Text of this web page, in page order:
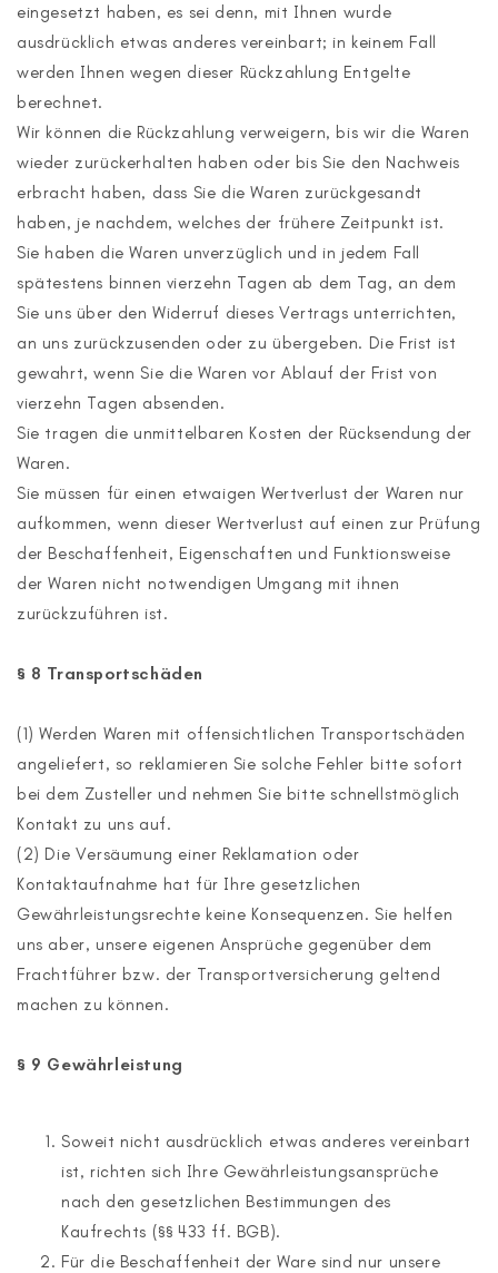
eingesetzt haben, es sei denn, mit Ihnen wurde
ausdrücklich etwas anderes vereinbart; in keinem Fall
werden Ihnen wegen dieser Rückzahlung Entgelte
berechnet.
Wir können die Rückzahlung verweigern, bis wir die Waren
wieder zurückerhalten haben oder bis Sie den Nachweis
erbracht haben, dass Sie die Waren zurückgesandt
haben, je nachdem, welches der frühere Zeitpunkt ist.
Sie haben die Waren unverzüglich und in jedem Fall
spätestens binnen vierzehn Tagen ab dem Tag, an dem
Sie uns über den Widerruf dieses Vertrags unterrichten,
an uns zurückzusenden oder zu übergeben. Die Frist ist
gewahrt, wenn Sie die Waren vor Ablauf der Frist von
vierzehn Tagen absenden.
Sie tragen die unmittelbaren Kosten der Rücksendung der
Waren.
Sie müssen für einen etwaigen Wertverlust der Waren nur
aufkommen, wenn dieser Wertverlust auf einen zur Prüfung
der Beschaffenheit, Eigenschaften und Funktionsweise
der Waren nicht notwendigen Umgang mit ihnen
zurückzuführen ist.
§ 8 Transportschäden
(1) Werden Waren mit offensichtlichen Transportschäden
angeliefert, so reklamieren Sie solche Fehler bitte sofort
bei dem Zusteller und nehmen Sie bitte schnellstmöglich
Kontakt zu uns auf.
(2) Die Versäumung einer Reklamation oder
Kontaktaufnahme hat für Ihre gesetzlichen
Gewährleistungsrechte keine Konsequenzen. Sie helfen
uns aber, unsere eigenen Ansprüche gegenüber dem
Frachtführer bzw. der Transportversicherung geltend
machen zu können.
§ 9 Gewährleistung
Soweit nicht ausdrücklich etwas anderes vereinbart
ist, richten sich Ihre Gewährleistungsansprüche
nach den gesetzlichen Bestimmungen des
Kaufrechts (§§ 433 ff. BGB).
Für die Beschaffenheit der Ware sind nur unsere